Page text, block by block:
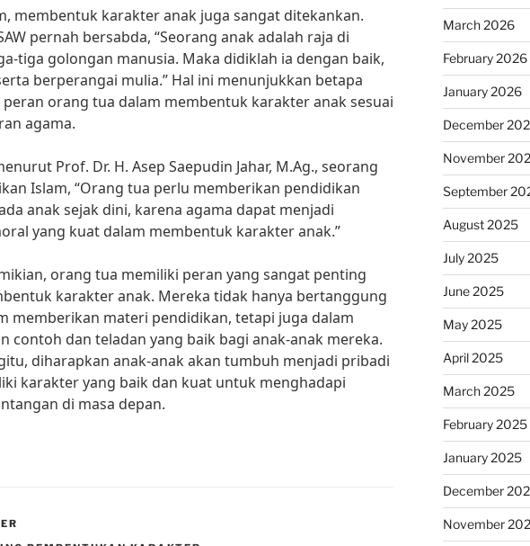
membentuk karakter anak juga sangat ditekankan.
pernah bersabda, “Seorang anak adalah raja di
tiga golongan manusia. Maka didiklah ia dengan baik,
berperangai mulia.” Hal ini menunjukkan betapa
orang tua dalam membentuk karakter anak sesuai
agama.
Prof. Dr. H. Asep Saepudin Jahar, M.Ag., seorang
Islam, “Orang tua perlu memberikan pendidikan
anak sejak dini, karena agama dapat menjadi
yang kuat dalam membentuk karakter anak.”
orang tua memiliki peran yang sangat penting
karakter anak. Mereka tidak hanya bertanggung
memberikan materi pendidikan, tetapi juga dalam
contoh dan teladan yang baik bagi anak-anak mereka.
diharapkan anak-anak akan tumbuh menjadi pribadi
karakter yang baik dan kuat untuk menghadapi
di masa depan.
March 2026
February 2026
January 2026
December
November
September
August 2025
July 2025
June 2025
May 2025
April 2025
March 2025
February 2025
January 2025
December
November